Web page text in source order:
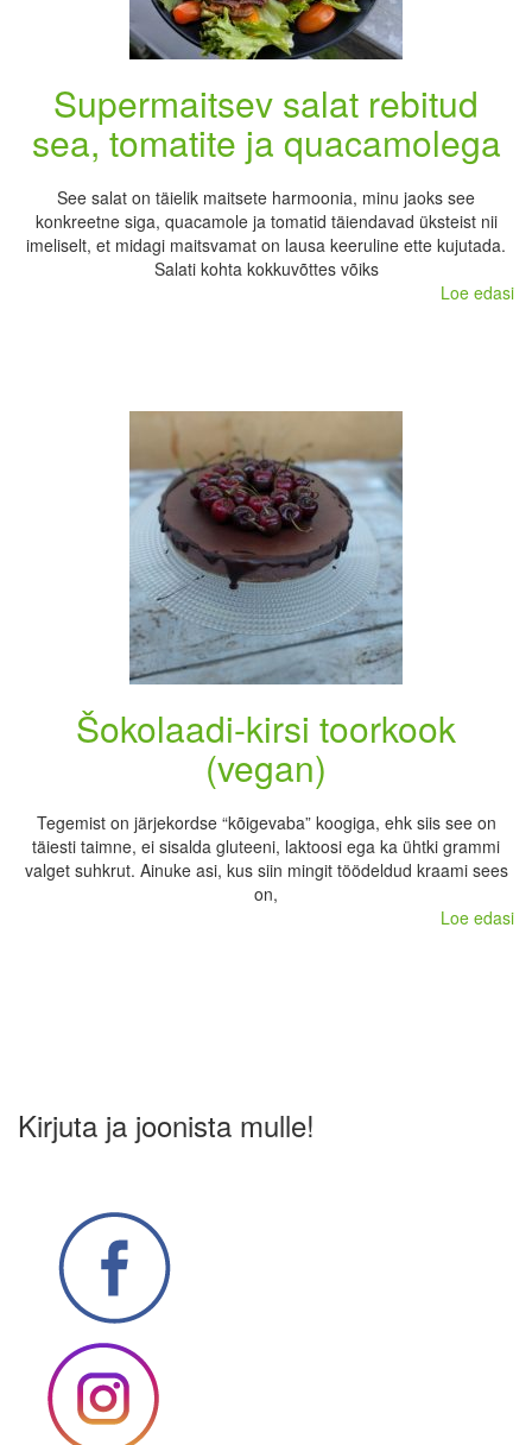
Supermaitsev salat rebitud
sea, tomatite ja quacamolega
See salat on täielik maitsete harmoonia, minu jaoks see
konkreetne siga, quacamole ja tomatid täiendavad üksteist nii
imeliselt, et midagi maitsvamat on lausa keeruline ette kujutada.
Salati kohta kokkuvõttes võiks
Loe edasi
Šokolaadi-kirsi toorkook
(vegan)
Tegemist on järjekordse “kõigevaba” koogiga, ehk siis see on
täiesti taimne, ei sisalda gluteeni, laktoosi ega ka ühtki grammi
valget suhkrut. Ainuke asi, kus siin mingit töödeldud kraami sees
on,
Loe edasi
Kirjuta ja joonista mulle!